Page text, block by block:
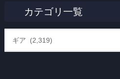
カテゴリ一覧